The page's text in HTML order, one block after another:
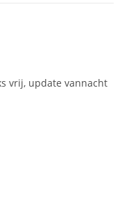
vrij, update vannacht